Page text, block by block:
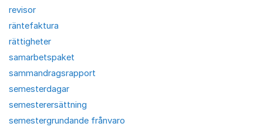
revisor
räntefaktura
rättigheter
samarbetspaket
sammandragsrapport
semesterdagar
semesterersättning
semestergrundande frånvaro